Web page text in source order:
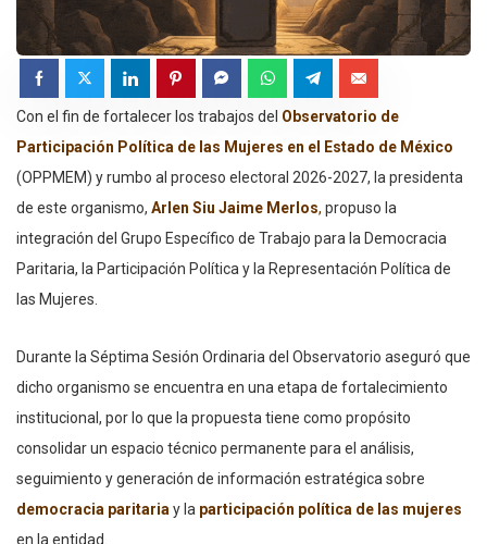
Con el fin de fortalecer los trabajos del Observatorio de
Participación Política de las Mujeres en el Estado de México
(OPPMEM) y rumbo al proceso electoral 2026-2027, la presidenta
de este organismo, Arlen Siu Jaime Merlos, propuso la
integración del Grupo Específico de Trabajo para la Democracia
Paritaria, la Participación Política y la Representación Política de
las Mujeres.
Durante la Séptima Sesión Ordinaria del Observatorio aseguró que
dicho organismo se encuentra en una etapa de fortalecimiento
institucional, por lo que la propuesta tiene como propósito
consolidar un espacio técnico permanente para el análisis,
seguimiento y generación de información estratégica sobre
democracia paritariay la participación política de las mujeres
en la entidad.